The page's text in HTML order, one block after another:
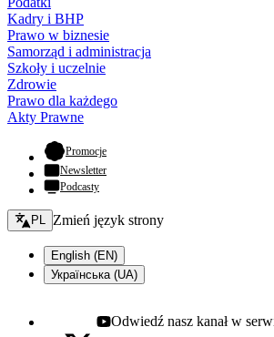
Kadry i BHP
Prawo w biznesie
Samorząd i administracja
Szkoły i uczelnie
Zdrowie
Prawo dla każdego
Akty Prawne
Promocje- otwiera się w nowej karcie
Newsletter
Podcasty
Zmień język - bieżący:
PL Zmień język strony
English (EN)
Українська (UA)
Youtube - otwiera się w nowej karcie
Odwiedź nasz kanał w